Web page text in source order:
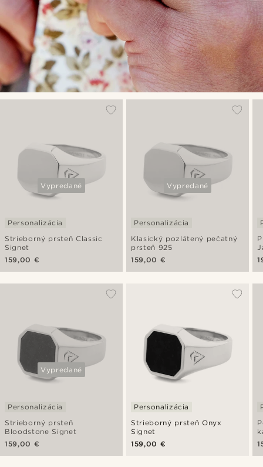
Vypredané
Strieborný prsteň Classic
Signet
Personalizácia
159,00 €
Vypredané
Klasický pozlátený pečatný
prsteň 925
Personalizácia
159,00 €
Vypredané
Strieborný prsteň
Bloodstone Signet
Personalizácia
159,00 €
Strieborný prsteň Onyx
Signet
Personalizácia
159,00 €